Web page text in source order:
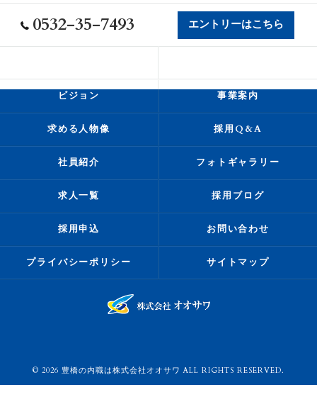
0532-35-7493 エントリーはこちら
ビジョン 事業案内
求める人物像 採用Q&A
社員紹介 フォトギャラリー
求人一覧 採用ブログ
採用申込 お問い合わせ
プライバシーポリシー サイトマップ
© 2026 豊橋の内職は株式会社オオサワ ALL RIGHTS RESERVED.